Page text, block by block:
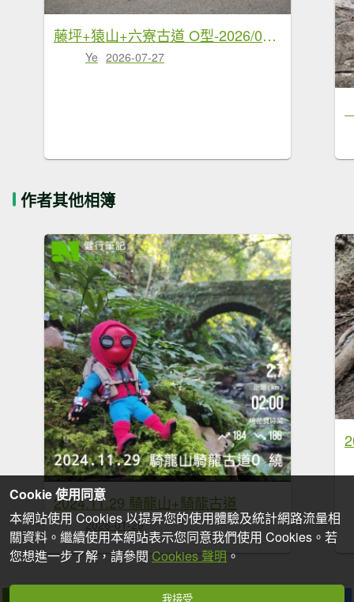
藤坪+猿山+六寮古道 O型-2026/07/26
Ye 2026-07-27
作者其他相簿
2024.11.29 騎龍山+騎龍古道
2026-01-29
Cookie 使用同意
本網站使用 Cookies 以提昇您的使用體驗及統計網路流量相
關資料。繼續使用本網站表示您同意我們使用 Cookies。若
您想進一步了解，請參閱 Cookies 聲明 。
我接受